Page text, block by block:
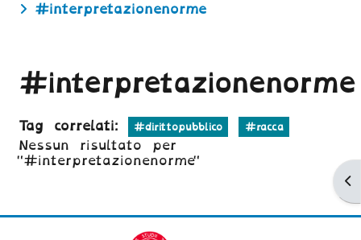
#interpretazionenorme
#interpretazionenorme
Tag correlati: #dirittopubblico #racca
Nessun risultato per
"#interpretazionenorme"